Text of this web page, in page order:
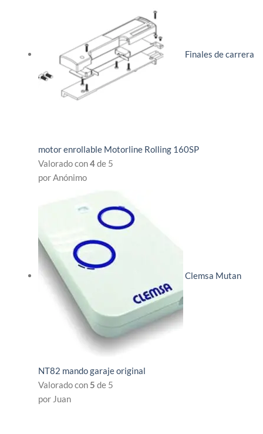
Finales de carrera
motor enrollable Motorline Rolling 160SP
Valorado con4de 5
por Anónimo
Clemsa Mutan
NT82 mando garaje original
Valorado con5 de 5
por Juan